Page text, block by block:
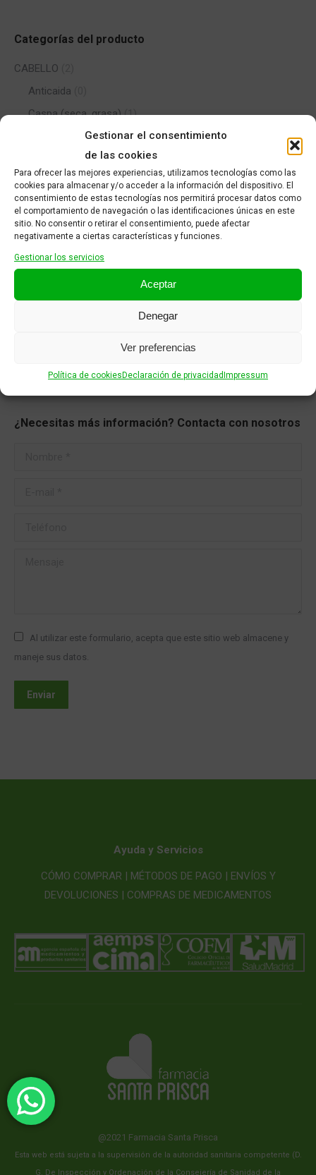
Gestionar el consentimiento
de las cookies
Para ofrecer las mejores experiencias, utilizamos tecnologías como las
cookies para almacenar y/o acceder a la información del dispositivo. El
consentimiento de estas tecnologías nos permitirá procesar datos como
el comportamiento de navegación o las identificaciones únicas en este
sitio. No consentir o retirar el consentimiento, puede afectar
negativamente a ciertas características y funciones.
Gestionar los servicios
Aceptar
Denegar
Ver preferencias
Política de cookiesDeclaración de privacidadImpressum
Categorías del producto
CABELLO
Anticaida
Caspa (seca, grasa) (1)
Champú (todo tipo de cabellos) cuidado (1)
(0)
CORPORAL (370)
FACIAL (8)
INFANTIL (5)
Mente y Estudio (0)
MUNDO NATURAL
¿Necesitas más información? Contacta con nosotros
Al utilizar este formulario, acepta que este sitio web almacene y
maneje sus datos.
Enviar
Ayuda y Servicios
CÓMO COMPRAR | MÉTODOS DE PAGO | ENVÍOS Y
DEVOLUCIONES | COMPRAS DE MEDICAMENTOS
@2021 Farmacia Santa Prisca
Esta web está sujeta a la supervisión de la autoridad sanitaria competente (D.
G. De Inspección y Ordenación de la Consejería de Sanidad de la